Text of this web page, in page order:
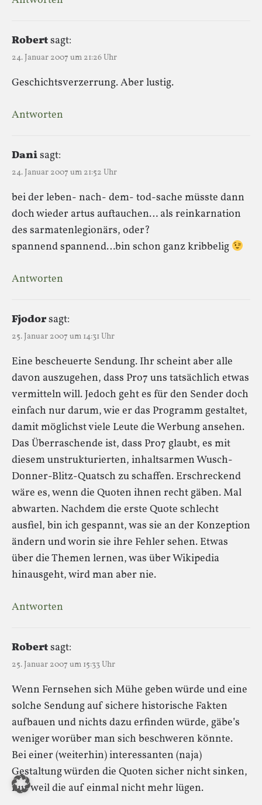
Robertsagt:
24. Januar 2007 um 21:26 Uhr
Geschichtsverzerrung. Aber lustig.
Antworten
Danisagt:
24. Januar 2007 um 21:52 Uhr
bei der leben- nach- dem- tod-sache müsste dann
doch wieder artus auftauchen… als reinkarnation
des sarmatenlegionärs, oder?
spannend spannend…bin schon ganz kribbelig
Antworten
Fjodorsagt:
25. Januar 2007 um 14:31 Uhr
Eine bescheuerte Sendung. Ihr scheint aber alle
davon auszugehen, dass Pro7 uns tatsächlich etwas
vermitteln will. Jedoch geht es für den Sender doch
einfach nur darum, wie er das Programm gestaltet,
damit möglichst viele Leute die Werbung ansehen.
Das Überraschende ist, dass Pro7 glaubt, es mit
diesem unstrukturierten, inhaltsarmen Wusch-
Donner-Blitz-Quatsch zu schaffen. Erschreckend
wäre es, wenn die Quoten ihnen recht gäben. Mal
abwarten. Nachdem die erste Quote schlecht
ausfiel, bin ich gespannt, was sie an der Konzeption
ändern und worin sie ihre Fehler sehen. Etwas
über die Themen lernen, was über Wikipedia
hinausgeht, wird man aber nie.
Antworten
Robertsagt:
25. Januar 2007 um 15:33 Uhr
Wenn Fernsehen sich Mühe geben würde und eine
solche Sendung auf sichere historische Fakten
aufbauen und nichts dazu erfinden würde, gäbe’s
weniger worüber man sich beschweren könnte.
Bei einer (weiterhin) interessanten (naja)
Gestaltung würden die Quoten sicher nicht sinken,
nur weil die auf einmal nicht mehr lügen.